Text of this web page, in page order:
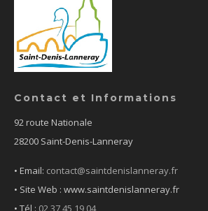
Contact et Informations
92 route Nationale
28200 Saint-Denis-Lanneray
• Email: contact@saintdenislanneray.fr
• Site Web : www.saintdenislanneray.fr
• Tél : 02 37 45 19 04